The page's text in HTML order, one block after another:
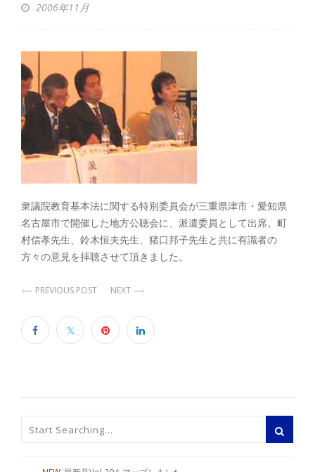
2006年11月
衆議院教育基本法に関する特別委員会が三重県津市・愛知県
名古屋市で開催した地方公聴会に、派遣委員として出席。町
村信孝先生、鈴木恒夫先生、猪口邦子先生と共に有識者の
方々の意見を拝聴させて頂きました。
PREVIOUS POST NEXT